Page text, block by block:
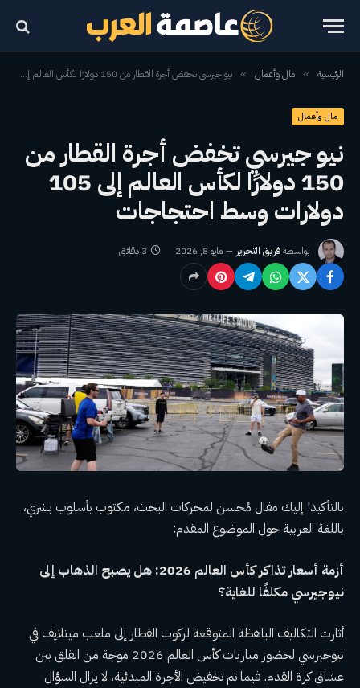
الرئيسية » مال وأعمال » نيو جيرسي تخفض أجرة القطار من 150 دولارًا لكأس العالم إلى 105 دولارات وسط احتجاجات
مال وأعمال
نيو جيرسي تخفض أجرة القطار من
150 دولارًا لكأس العالم إلى 105
دولارات وسط احتجاجات
بواسطةفريق التحرير مايو 8, 2026 3 دقائق
بالتأكيد! إليك مقال مُحسن لمحركات البحث، مكتوب بأسلوب بشري،
باللغة العربية حول الموضوع المقدم:
أزمة أسعار تذاكر كأس العالم 2026: هل يصبح الذهاب إلى
نيوجيرسي مكلفًا للغاية؟
أثارت التكاليف الباهظة المتوقعة لركوب القطار إلى ملعب ميتلايف في
نيوجيرسي لحضور مباريات كأس العالم 2026 موجة من القلق بين
عشاق كرة القدم. فيما تم تخفيض الأجرة المبدئية، لا يزال السؤال